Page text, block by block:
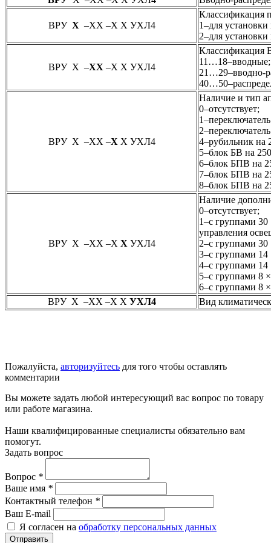
ВРУ Х–ХХ –Х Х УХЛ4
Классификация
1–для
2–для
ВРУ Х –ХХ–Х Х УХЛ4
Классификация
11…18–вводные;
21…29–вводно-
ВРУ Х –ХХ –ХХ УХЛ4
Наличие и тип
0–отсутствует;
4–рубильник на
5–блок БВ на
6–блок БПВ на
7–блок БПВ на
8–блок БПВ на
ВРУ Х –ХХ –Х ХУХЛ4
Наличие
0–отсутствует;
1–с группами
управления
2–с группами
3–с группами
4–с группами
5–с группами 8
6–с группами 8
ВРУ Х –ХХ –Х Х УХЛ4 Вид
Пожалуйста, авторизуйтесь для того чтобы оставлять
комментарии
Вы можете задать любой интересующий вас вопрос по товару
или работе магазина.
Наши квалифицированные специалисты обязательно вам
помогут.
Задать вопрос
Вопрос *
Ваше имя *
Контактный телефон *
Ваш E-mail
Я согласен на обработку персональных данных
Отправить